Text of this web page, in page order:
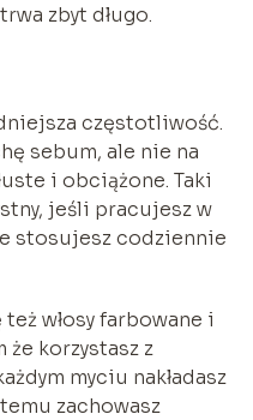
zbyt długo.
częstotliwość.
sebum, ale nie na
i obciążone. Taki
jeśli pracujesz w
stosujesz codziennie
włosy farbowane i
korzystasz z
myciu nakładasz
zachowasz